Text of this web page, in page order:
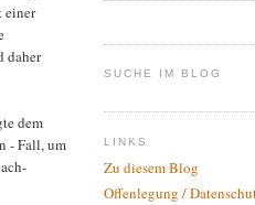
einer
daher
dem
- Fall, um
SUCHE IM BLOG
LINKS
Zu diesem Blog
Offenlegung /